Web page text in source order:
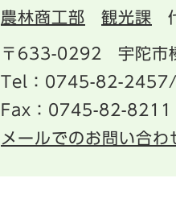
農林商工部 観光課
〒633-0292
宇陀
Tel：0745-82-
Fax：0745-82-8211
メールでのお問い合わ